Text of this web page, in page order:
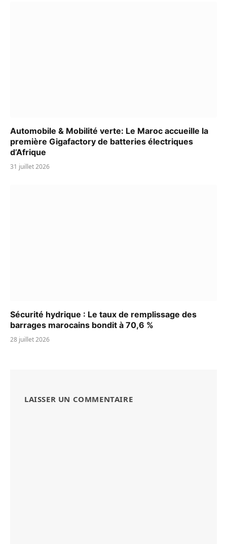
Automobile & Mobilité verte: Le Maroc accueille la
première Gigafactory de batteries électriques
d’Afrique
31 juillet 2026
Sécurité hydrique : Le taux de remplissage des
barrages marocains bondit à 70,6 %
28 juillet 2026
LAISSER UN COMMENTAIRE